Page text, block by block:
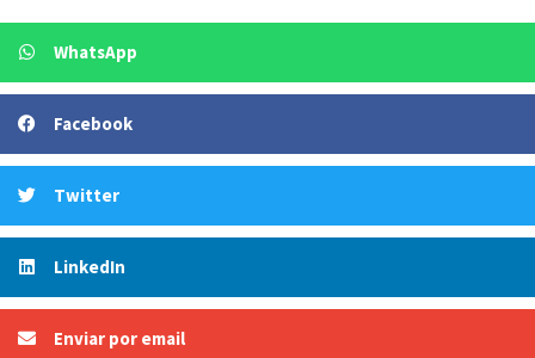
WhatsApp
Facebook
Twitter
LinkedIn
Enviar por email